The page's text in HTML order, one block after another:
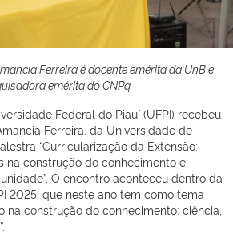
Ferreira é docente emérita da UnB e
emérita do CNPq
Federal do Piauí (UFPI) recebeu
Ferreira, da Universidade de
“Curricularização da Extensão:
na construção do conhecimento e
O encontro aconteceu dentro da
2025, que neste ano tem como tema
na construção do conhecimento: ciência,